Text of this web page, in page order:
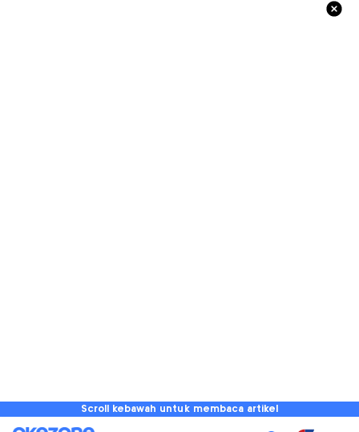
Scroll kebawah untuk membaca artikel